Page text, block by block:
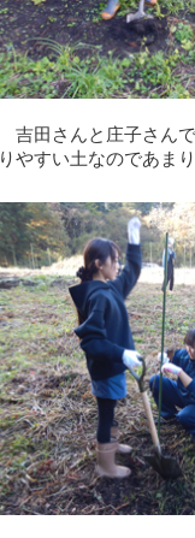
吉田さんと庄子さん
りやすい土なのであま